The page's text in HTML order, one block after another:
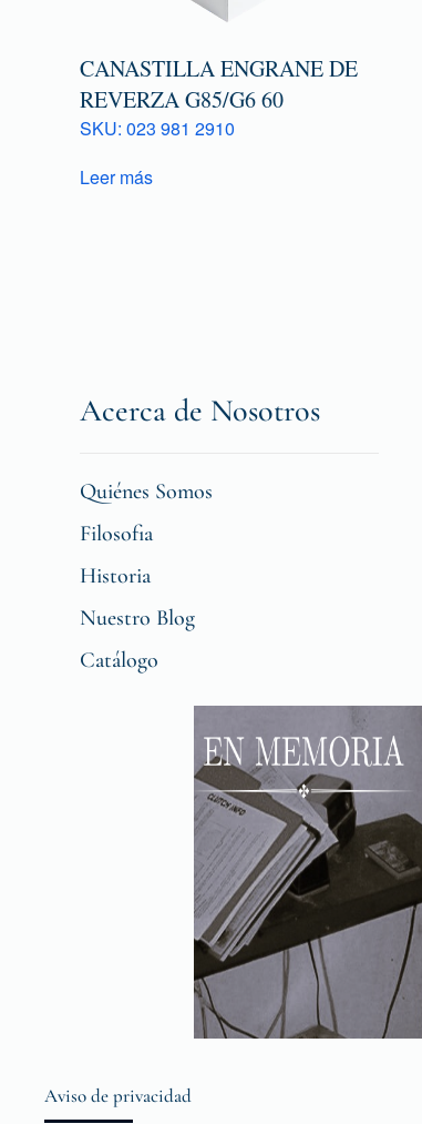
CANASTILLA ENGRANE DE
REVERZA G85/G6 60
SKU: 023 981 2910
Leer más
Acerca de Nosotros
Quiénes Somos
Filosofia
Historia
Nuestro Blog
Catálogo
Aviso de privacidad